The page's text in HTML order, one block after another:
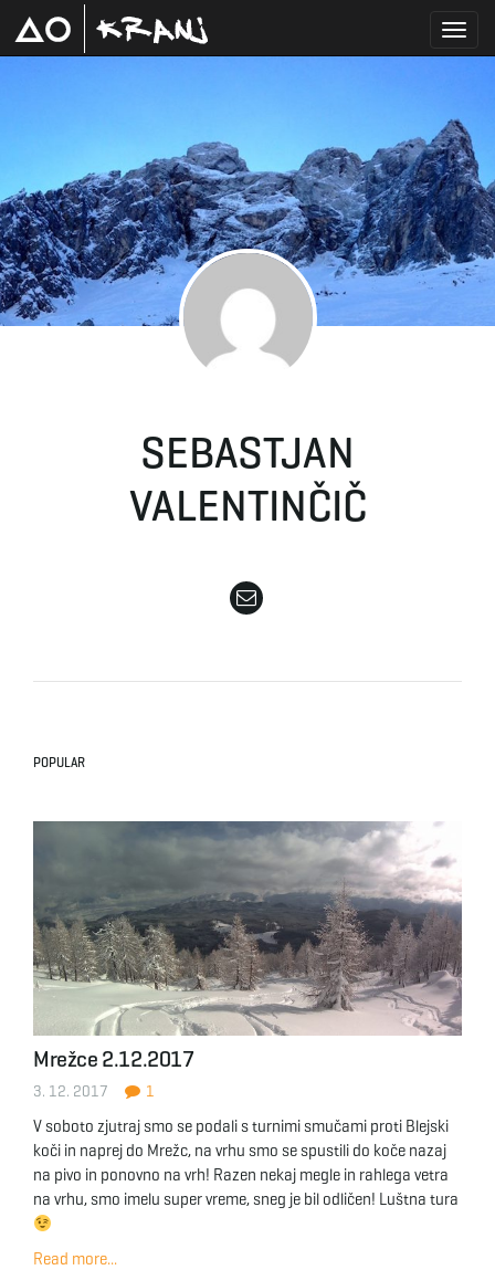
o
g
i
g
t
SEBASTJAN
VALENTINČIČ
POPULAR
Mrežce 2.12.2017
3. 12. 2017 1
V soboto zjutraj smo se podali s turnimi smučami proti Blejski
koči in naprej do Mrežc, na vrhu smo se spustili do koče nazaj
na pivo in ponovno na vrh! Razen nekaj megle in rahlega vetra
na vrhu, smo imelu super vreme, sneg je bil odličen! Luštna tura
Read more...